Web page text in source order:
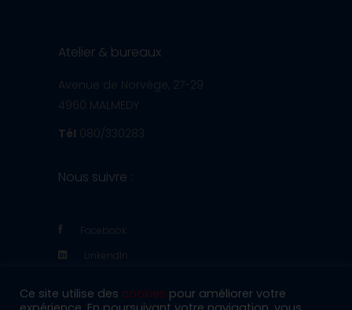
Atelier & bureaux
Avenue de Norvège, 27-29
4960 MALMEDY
Tél 080/330283
Nous suivre :
Facebook
LinkendIn
Ce site utilise des cookies pour améliorer votre